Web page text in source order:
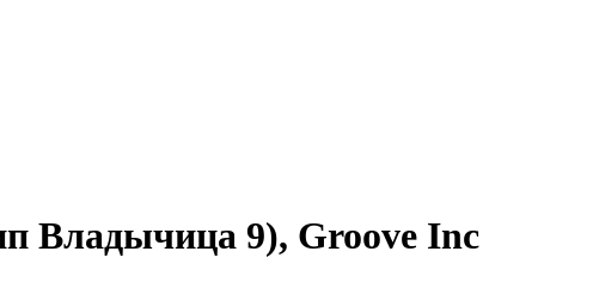
Владычица 9), Groove Inc